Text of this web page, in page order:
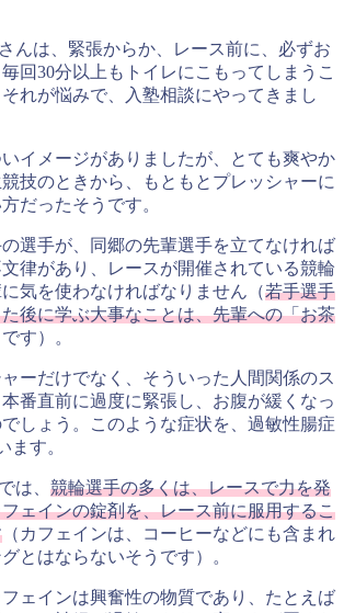
んは、緊張からか、レース前に、必ずお
回30分以上もトイレにこもってしまうこ
れが悩みで、入塾相談にやってきまし
イメージがありましたが、とても爽やか
技のときから、もともとプレッシャーに
だったそうです。
選手が、同郷の先輩選手を立てなければ
律があり、レースが開催されている競輪
気を使わなければなりません（若手選手
後に学ぶ大事なことは、先輩への「お茶
す）。
ーだけでなく、そういった人間関係のス
本番直前に過度に緊張し、お腹が緩くなっ
しょう。このような症状を、過敏性腸症
ます。
は、 競輪選手の多くは、レースで力を発
ェインの錠剤を、レース前に服用するこ
（カフェインは、コーヒーなどにも含まれ
とはならないそうです）。
ェインは興奮性の物質であり、たとえば